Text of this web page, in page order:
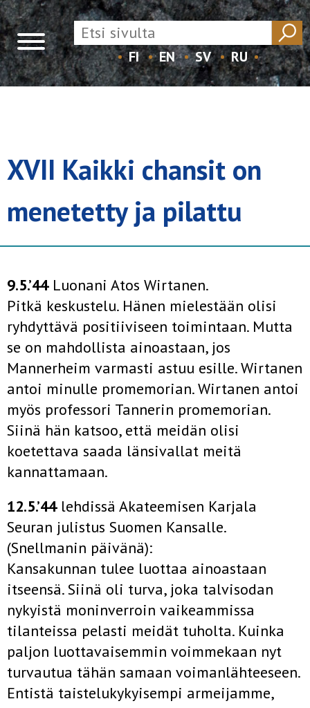
FI EN SV RU
XVII Kaikki chansit on
menetetty ja pilattu
9.5.’44 Luonani Atos Wirtanen.
Pitkä keskustelu. Hänen mielestään olisi
ryhdyttävä positiiviseen toimintaan. Mutta
se on mahdollista ainoastaan, jos
Mannerheim varmasti astuu esille. Wirtanen
antoi minulle promemorian. Wirtanen antoi
myös professori Tannerin promemorian.
Siinä hän katsoo, että meidän olisi
koetettava saada länsivallat meitä
kannattamaan.
12.5.’44lehdissä Akateemisen Karjala
Seuran julistus Suomen Kansalle.
(Snellmanin päivänä):
Kansakunnan tulee luottaa ainoastaan
itseensä. Siinä oli turva, joka talvisodan
nykyistä moninverroin vaikeammissa
tilanteissa pelasti meidät tuholta. Kuinka
paljon luottavaisemmin voimmekaan nyt
turvautua tähän samaan voimanlähteeseen.
Entistä taistelukykyisempi armeijamme,